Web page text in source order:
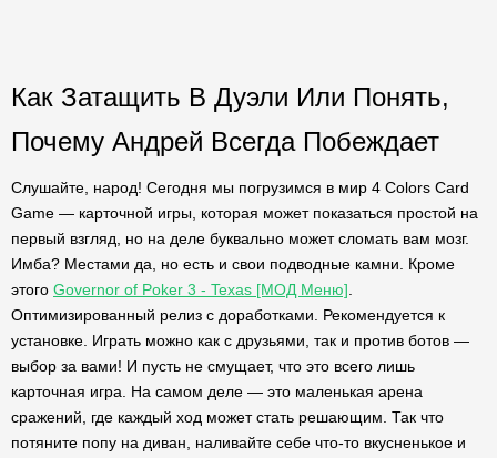
Как Затащить В Дуэли Или Понять,
Почему Андрей Всегда Побеждает
Слушайте, народ! Сегодня мы погрузимся в мир 4 Colors Card
Game — карточной игры, которая может показаться простой на
первый взгляд, но на деле буквально может сломать вам мозг.
Имба? Местами да, но есть и свои подводные камни. Кроме
этого Governor of Poker 3 - Texas [МОД Меню]
Оптимизированный релиз с доработками. Рекомендуется к
установке. Играть можно как с друзьями, так и против ботов —
выбор за вами! И пусть не смущает, что это всего лишь
карточная игра. На самом деле — это маленькая арена
сражений, где каждый ход может стать решающим. Так что
потяните попу на диван, наливайте себе что-то вкусненькое и